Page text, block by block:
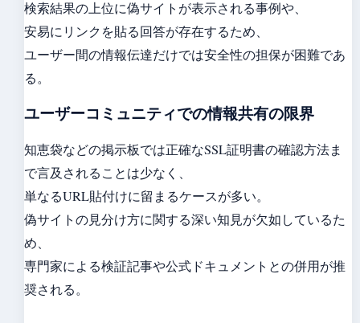
検索結果の上位に偽サイトが表示される事例や、
安易にリンクを貼る回答が存在するため、
ユーザー間の情報伝達だけでは安全性の担保が困難であ
る。
ユーザーコミュニティでの情報共有の限界
知恵袋などの掲示板では正確なSSL証明書の確認方法ま
で言及されることは少なく、
単なるURL貼付けに留まるケースが多い。
偽サイトの見分け方に関する深い知見が欠如しているた
め、
専門家による検証記事や公式ドキュメントとの併用が推
奨される。